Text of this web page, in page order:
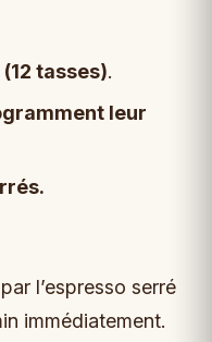
tasses).
leur
l’espresso serré
immédiatement.